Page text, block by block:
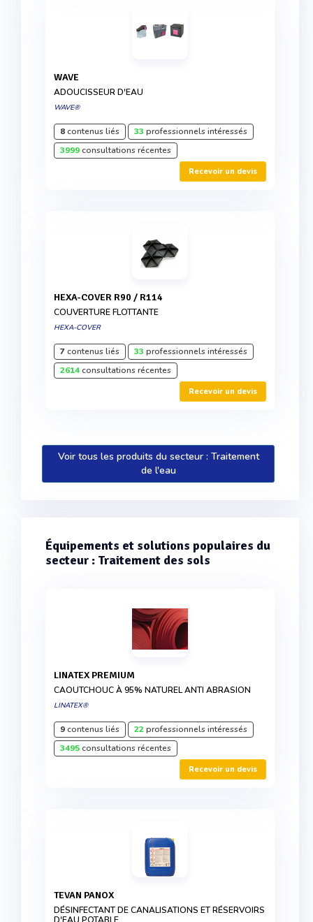
WAVE
ADOUCISSEUR D'EAU
WAVE®
8contenus liés 33 professionnels intéressés
3999consultations récentes
Recevoir un devis
HEXA-COVER R90 / R114
COUVERTURE FLOTTANTE
HEXA-COVER
7contenus liés 33 professionnels intéressés
2614consultations récentes
Recevoir un devis
Voir tous les produits du secteur : Traitement
de l'eau
Équipements et solutions populaires du
secteur : Traitement des sols
LINATEX PREMIUM
CAOUTCHOUC À 95% NATUREL ANTI ABRASION
LINATEX®
9contenus liés 22professionnels intéressés
3495consultations récentes
Recevoir un devis
TEVAN PANOX
DÉSINFECTANT DE CANALISATIONS ET RÉSERVOIRS